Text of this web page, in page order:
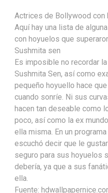
Actrices de Bollywood con
Aquí hay una lista de
con hoyuelos que
Sushmita sen
Es imposible no recordar
Sushmita Sen, así como
pequeño hoyuello hace
cuando sonríe. Ni sus
hacen tan deseable como
poco, así como la ex
ella misma. En un
escuchó decir que le
seguro para sus hoyuelos
debería, ya que a sus
ella.
Fuente: